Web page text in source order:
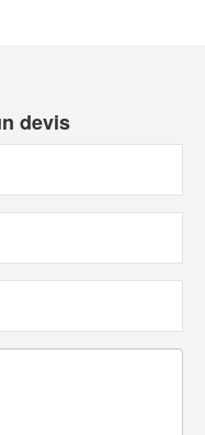
devis